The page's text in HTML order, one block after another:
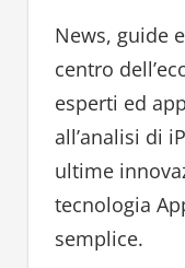
News, guide
centro
esperti ed
all’analisi di
ultime
tecnologia
semplice.